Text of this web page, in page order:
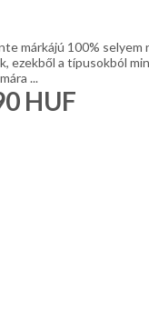
márkájú 100% selyem
ezekből a típusokból
...
HUF